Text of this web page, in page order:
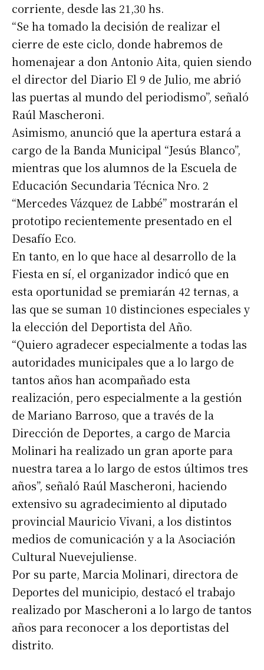
corriente, desde las 21,30 hs.
“Se ha tomado la decisión de realizar el
cierre de este ciclo, donde habremos de
homenajear a don Antonio Aita, quien siendo
el director del Diario El 9 de Julio, me abrió
las puertas al mundo del periodismo”, señaló
Raúl Mascheroni.
Asimismo, anunció que la apertura estará a
cargo de la Banda Municipal “Jesús Blanco”,
mientras que los alumnos de la Escuela de
Educación Secundaria Técnica Nro. 2
“Mercedes Vázquez de Labbé” mostrarán el
prototipo recientemente presentado en el
Desafío Eco.
En tanto, en lo que hace al desarrollo de la
Fiesta en sí, el organizador indicó que en
esta oportunidad se premiarán 42 ternas, a
las que se suman 10 distinciones especiales y
la elección del Deportista del Año.
“Quiero agradecer especialmente a todas las
autoridades municipales que a lo largo de
tantos años han acompañado esta
realización, pero especialmente a la gestión
de Mariano Barroso, que a través de la
Dirección de Deportes, a cargo de Marcia
Molinari ha realizado un gran aporte para
nuestra tarea a lo largo de estos últimos tres
años”, señaló Raúl Mascheroni, haciendo
extensivo su agradecimiento al diputado
provincial Mauricio Vivani, a los distintos
medios de comunicación y a la Asociación
Cultural Nuevejuliense.
Por su parte, Marcia Molinari, directora de
Deportes del municipio, destacó el trabajo
realizado por Mascheroni a lo largo de tantos
años para reconocer a los deportistas del
distrito.